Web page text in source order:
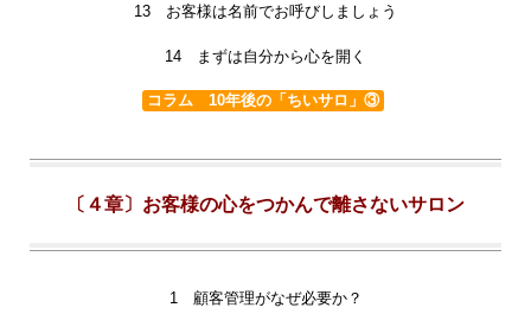
13 お客様は名前でお呼びしましょう
14 まずは自分から心を開く
コラム 10年後の「ちいサロ」③
〔４章〕お客様の心をつかんで離さないサロン
1 顧客管理がなぜ必要か？